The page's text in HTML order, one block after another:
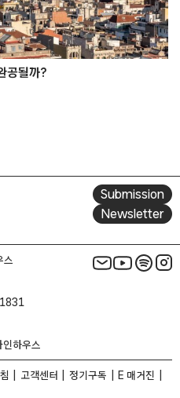
공될까?
Submission
Newsletter
스
하우스
고객센터 정기구독
E 매거진